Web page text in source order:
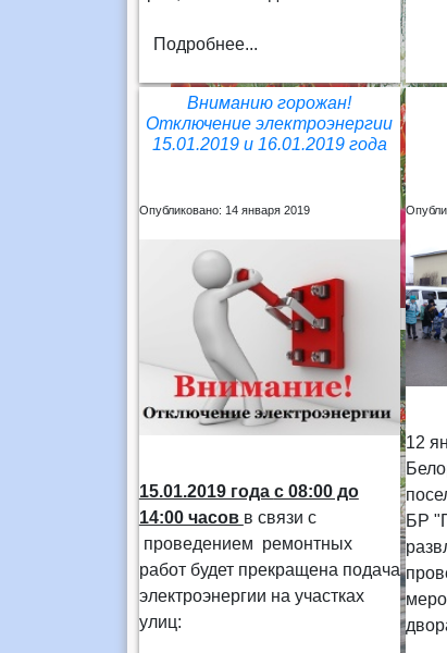
Подробнее...
Вниманию горожан!
Отключение электроэнергии
15.01.2019 и 16.01.2019 года
Опубликовано: 14 января 2019
15.01.2019 года с 08:00 до
14:00 часов в связи с
проведением ремонтных
работ будет прекращена подача
электроэнергии на участках
улиц:
12
БР